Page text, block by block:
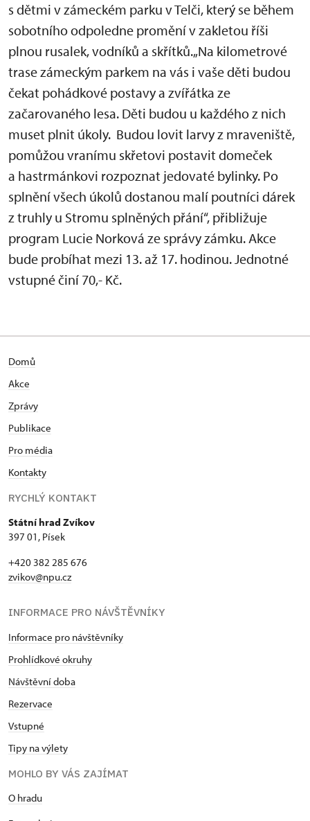
s dětmi v zámeckém parku v Telči, který se během
sobotního odpoledne promění v zakletou říši
plnou rusalek, vodníků a skřítků.„Na kilometrové
trase zámeckým parkem na vás i vaše děti budou
čekat pohádkové postavy a zvířátka ze
začarovaného lesa. Děti budou u každého z nich
muset plnit úkoly. Budou lovit larvy z mraveniště,
pomůžou vranímu skřetovi postavit domeček
a hastrmánkovi rozpoznat jedovaté bylinky. Po
splnění všech úkolů dostanou malí poutníci dárek
z truhly u Stromu splněných přání“, přibližuje
program Lucie Norková ze správy zámku. Akce
bude probíhat mezi 13. až 17. hodinou. Jednotné
vstupné činí 70,- Kč.
Domů
Akce
Zprávy
Publikace
Pro média
Kontakty
RYCHLÝ KONTAKT
Státní hrad Zvíkov
397 01, Písek
+420 382 285 676
zvikov@npu.cz
INFORMACE PRO NÁVŠTĚVNÍKY
Informace pro návštěvníky
Prohlídkové okruhy
Návštěvní doba
Rezervace
Vstupné
Tipy na výlety
MOHLO BY VÁS ZAJÍMAT
O hradu